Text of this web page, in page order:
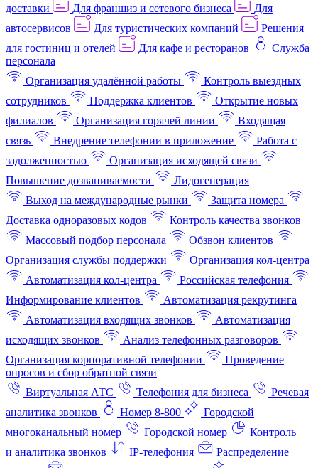
доставки
Для франшиз и сетевого бизнеса
Для
автосервисов
Для туристических компаний
Решения
для гостиниц и отелей
Для кафе и ресторанов
Служба
персонала
Организация удалённой работы
Контроль выездных
сотрудников
Поддержка клиентов
Открытие новых
филиалов
Организация горячей линии
Входящая
связь
Внедрение телефонии в приложение
Работа с
задолженностью
Организация исходящей связи
Повышение дозваниваемости
Лидогенерация
Выход на международные рынки
Защита номера
Доставка одноразовых кодов
Контроль качества звонков
Массовый подбор персонала
Обзвон клиентов
Организация службы поддержки
Организация кол-центра
Автоматизация кол-центра
Российская телефония
Информирование клиентов
Автоматизация рекрутинга
Автоматизация входящих звонков
Автоматизация
исходящих звонков
Анализ телефонных разговоров
Организация корпоративной телефонии
Проведение
опросов и сбор обратной связи
Виртуальная АТС
Телефония для бизнеса
Речевая
аналитика звонков
Номер 8-800
Городской
многоканальный номер
Городской номер
Контроль
и аналитика звонков
IP-телефония
Распределение